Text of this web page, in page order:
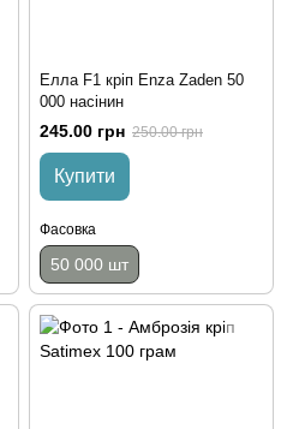
Елла F1 кріп Enza Zaden 50
000 насінин
245.00 грн 250.00 грн
Купити
Фасовка
50 000 шт